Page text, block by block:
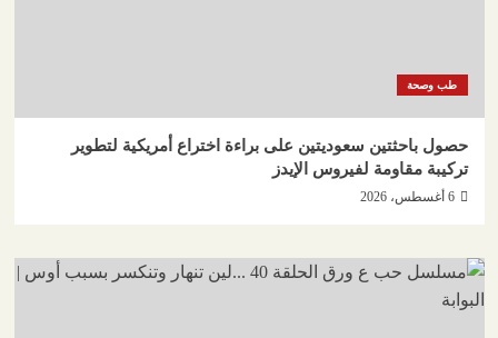
طب وصحة
حصول باحثتين سعوديتين على براءة اختراع أمريكية لتطوير
تركيبة مقاومة لفيروس الإيدز
6 أغسطس، 2026